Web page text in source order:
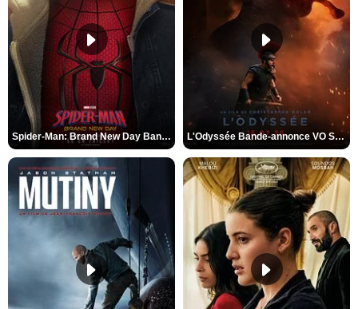
Spider-Man: Brand New Day Bande-annonce VO STFR L'Odyssée Bande-annonce VO STFR